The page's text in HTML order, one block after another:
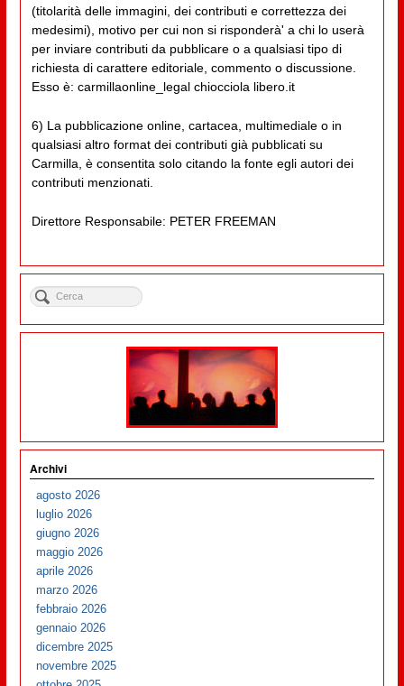
(titolarità delle immagini, dei contributi e correttezza dei
medesimi), motivo per cui non si risponderà' a chi lo userà
per inviare contributi da pubblicare o a qualsiasi tipo di
richiesta di carattere editoriale, commento o discussione.
Esso è: carmillaonline_legal chiocciola libero.it
6) La pubblicazione online, cartacea, multimediale o in
qualsiasi altro format dei contributi già pubblicati su
Carmilla, è consentita solo citando la fonte egli autori dei
contributi menzionati.
Direttore Responsabile: PETER FREEMAN
Archivi
agosto 2026
luglio 2026
giugno 2026
maggio 2026
aprile 2026
marzo 2026
febbraio 2026
gennaio 2026
dicembre 2025
novembre 2025